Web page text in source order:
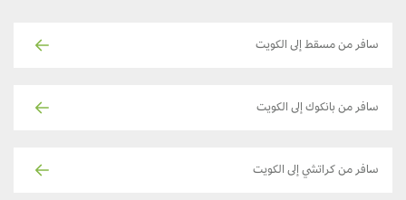
سافر من مسقط إلى الكويت
سافر من بانكوك إلى الكويت
سافر من كراتشي إلى الكويت